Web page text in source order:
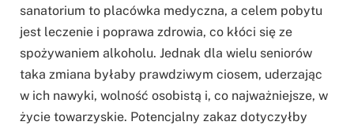
sanatorium to placówka medyczna, a celem pobytu
jest leczenie i poprawa zdrowia, co kłóci się ze
spożywaniem alkoholu. Jednak dla wielu seniorów
taka zmiana byłaby prawdziwym ciosem, uderzając
w ich nawyki, wolność osobistą i, co najważniejsze, w
życie towarzyskie. Potencjalny zakaz dotyczyłby